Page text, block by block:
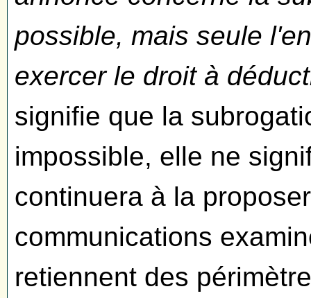
possible, mais seule
exercer le droit à
signifie que la
impossible, elle ne
continuera à la
communications
retiennent des